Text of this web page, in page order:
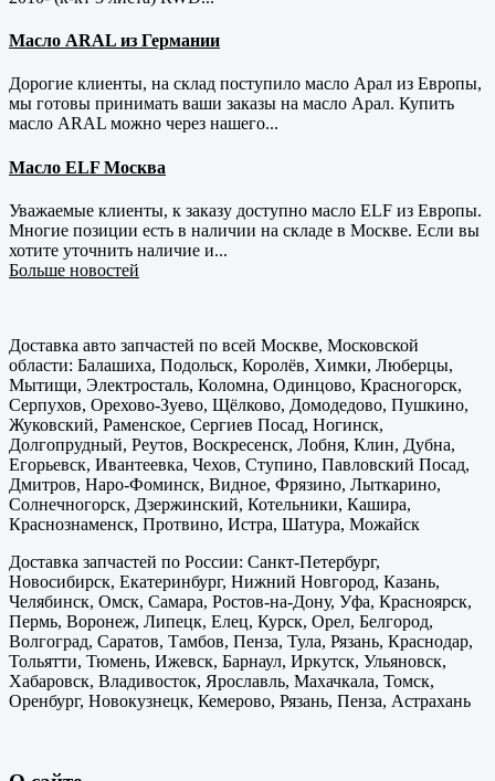
Масло ARAL из Германии
Дорогие клиенты, на склад поступило масло Арал из Европы,
мы готовы принимать ваши заказы на масло Арал. Купить
масло ARAL можно через нашего...
Масло ELF Москва
Уважаемые клиенты, к заказу доступно масло ELF из Европы.
Многие позиции есть в наличии на складе в Москве. Если вы
хотите уточнить наличие и...
Больше новостей
Доставка авто запчастей по всей Москве, Московской
области: Балашиха, Подольск, Королёв, Химки, Люберцы,
Мытищи, Электросталь, Коломна, Одинцово, Красногорск,
Серпухов, Орехово-Зуево, Щёлково, Домодедово, Пушкино,
Жуковский, Раменское, Сергиев Посад, Ногинск,
Долгопрудный, Реутов, Воскресенск, Лобня, Клин, Дубна,
Егорьевск, Ивантеевка, Чехов, Ступино, Павловский Посад,
Дмитров, Наро-Фоминск, Видное, Фрязино, Лыткарино,
Солнечногорск, Дзержинский, Котельники, Кашира,
Краснознаменск, Протвино, Истра, Шатура, Можайск
Доставка запчастей по России: Санкт-Петербург,
Новосибирск, Екатеринбург, Нижний Новгород, Казань,
Челябинск, Омск, Самара, Ростов-на-Дону, Уфа, Красноярск,
Пермь, Воронеж, Липецк, Елец, Курск, Орел, Белгород,
Волгоград, Саратов, Тамбов, Пенза, Тула, Рязань, Краснодар,
Тольятти, Тюмень, Ижевск, Барнаул, Иркутск, Ульяновск,
Хабаровск, Владивосток, Ярославль, Махачкала, Томск,
Оренбург, Новокузнецк, Кемерово, Рязань, Пенза, Астрахань